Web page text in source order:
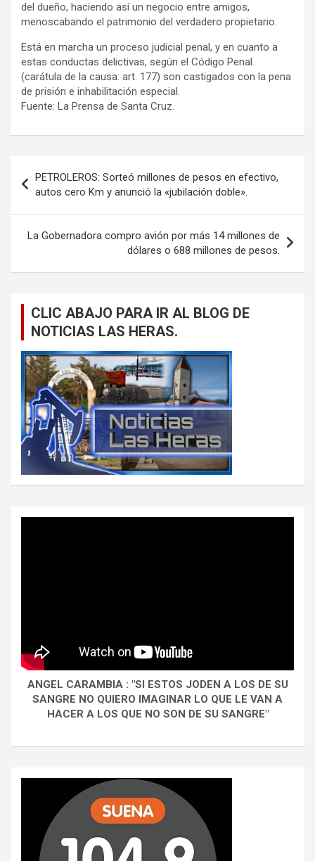
del dueño, haciendo así un negocio entre amigos,
menoscabando el patrimonio del verdadero propietario.
Está en marcha un proceso judicial penal, y en cuanto a
estas conductas delictivas, según el Código Penal
(carátula de la causa: art. 177) son castigados con la pena
de prisión e inhabilitación especial.
Fuente: La Prensa de Santa Cruz.
de
entradas
PETROLEROS: Sorteó millones de pesos en efectivo,
autos cero Km y anunció la «jubilación doble».
La Gobernadora compro avión por más 14 millones de
dólares o 688 millones de pesos.
CLIC ABAJO PARA IR AL BLOG DE
NOTICIAS LAS HERAS.
ANGEL CARAMBIA : "SI ESTOS JODEN A LOS DE SU
SANGRE NO QUIERO IMAGINAR LO QUE LE VAN A
HACER A LOS QUE NO SON DE SU SANGRE"